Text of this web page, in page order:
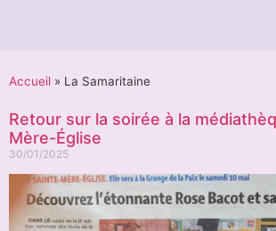
Accueil » La Samaritaine
Retour sur la soirée à la
Mère-Église
30/01/2025